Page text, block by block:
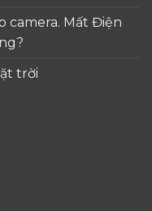
camera. Mất Điện
trời